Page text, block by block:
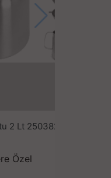
2 Lt 2503820
Özel